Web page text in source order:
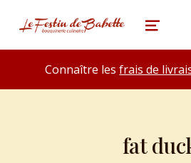
le festin de babette
"LE FESTIN DE BABETTE" – BOUQUINERIE GASTRONOMIQUE MENU
Connaître lesfrais de
fat